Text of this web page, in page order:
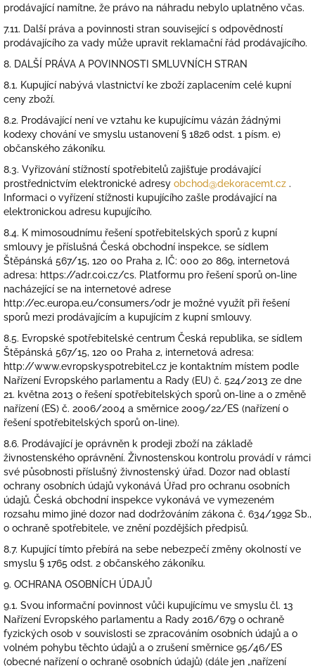
prodávající namítne, že právo na náhradu nebylo uplatněno včas.
7.11. Další práva a povinnosti stran související s odpovědností
prodávajícího za vady může upravit reklamační řád prodávajícího.
8. DALŠÍ PRÁVA A POVINNOSTI SMLUVNÍCH STRAN
8.1. Kupující nabývá vlastnictví ke zboží zaplacením celé kupní
ceny zboží.
8.2. Prodávající není ve vztahu ke kupujícímu vázán žádnými
kodexy chování ve smyslu ustanovení § 1826 odst. 1 písm. e)
občanského zákoníku.
8.3. Vyřizování stížností spotřebitelů zajišťuje prodávající
prostřednictvím elektronické adresy obchod@dekoracemt.cz .
Informaci o vyřízení stížnosti kupujícího zašle prodávající na
elektronickou adresu kupujícího.
8.4. K mimosoudnímu řešení spotřebitelských sporů z kupní
smlouvy je příslušná Česká obchodní inspekce, se sídlem
Štěpánská 567/15, 120 00 Praha 2, IČ: 000 20 869, internetová
adresa: https://adr.coi.cz/cs. Platformu pro řešení sporů on-line
nacházející se na internetové adrese
http://ec.europa.eu/consumers/odr je možné využít při řešení
sporů mezi prodávajícím a kupujícím z kupní smlouvy.
8.5. Evropské spotřebitelské centrum Česká republika, se sídlem
Štěpánská 567/15, 120 00 Praha 2, internetová adresa:
http://www.evropskyspotrebitel.cz je kontaktním místem podle
Nařízení Evropského parlamentu a Rady (EU) č. 524/2013 ze dne
21. května 2013 o řešení spotřebitelských sporů on-line a o změně
nařízení (ES) č. 2006/2004 a směrnice 2009/22/ES (nařízení o
řešení spotřebitelských sporů on-line).
8.6. Prodávající je oprávněn k prodeji zboží na základě
živnostenského oprávnění. Živnostenskou kontrolu provádí v rámci
své působnosti příslušný živnostenský úřad. Dozor nad oblastí
ochrany osobních údajů vykonává Úřad pro ochranu osobních
údajů. Česká obchodní inspekce vykonává ve vymezeném
rozsahu mimo jiné dozor nad dodržováním zákona č. 634/1992 Sb.,
o ochraně spotřebitele, ve znění pozdějších předpisů.
8.7. Kupující tímto přebírá na sebe nebezpečí změny okolností ve
smyslu § 1765 odst. 2 občanského zákoníku.
9. OCHRANA OSOBNÍCH ÚDAJŮ
9.1. Svou informační povinnost vůči kupujícímu ve smyslu čl. 13
Nařízení Evropského parlamentu a Rady 2016/679 o ochraně
fyzických osob v souvislosti se zpracováním osobních údajů a o
volném pohybu těchto údajů a o zrušení směrnice 95/46/ES
(obecné nařízení o ochraně osobních údajů) (dále jen „nařízení